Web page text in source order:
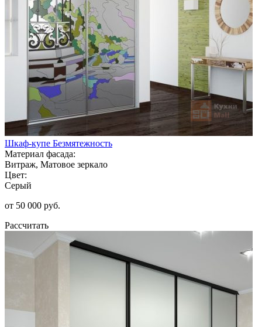
Шкаф-купе Безмятежность
Материал фасада:
Витраж, Матовое зеркало
Цвет:
Серый
от 50 000 руб.
Рассчитать